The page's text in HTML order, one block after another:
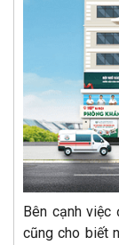
Bên cạnh
cũng cho biết